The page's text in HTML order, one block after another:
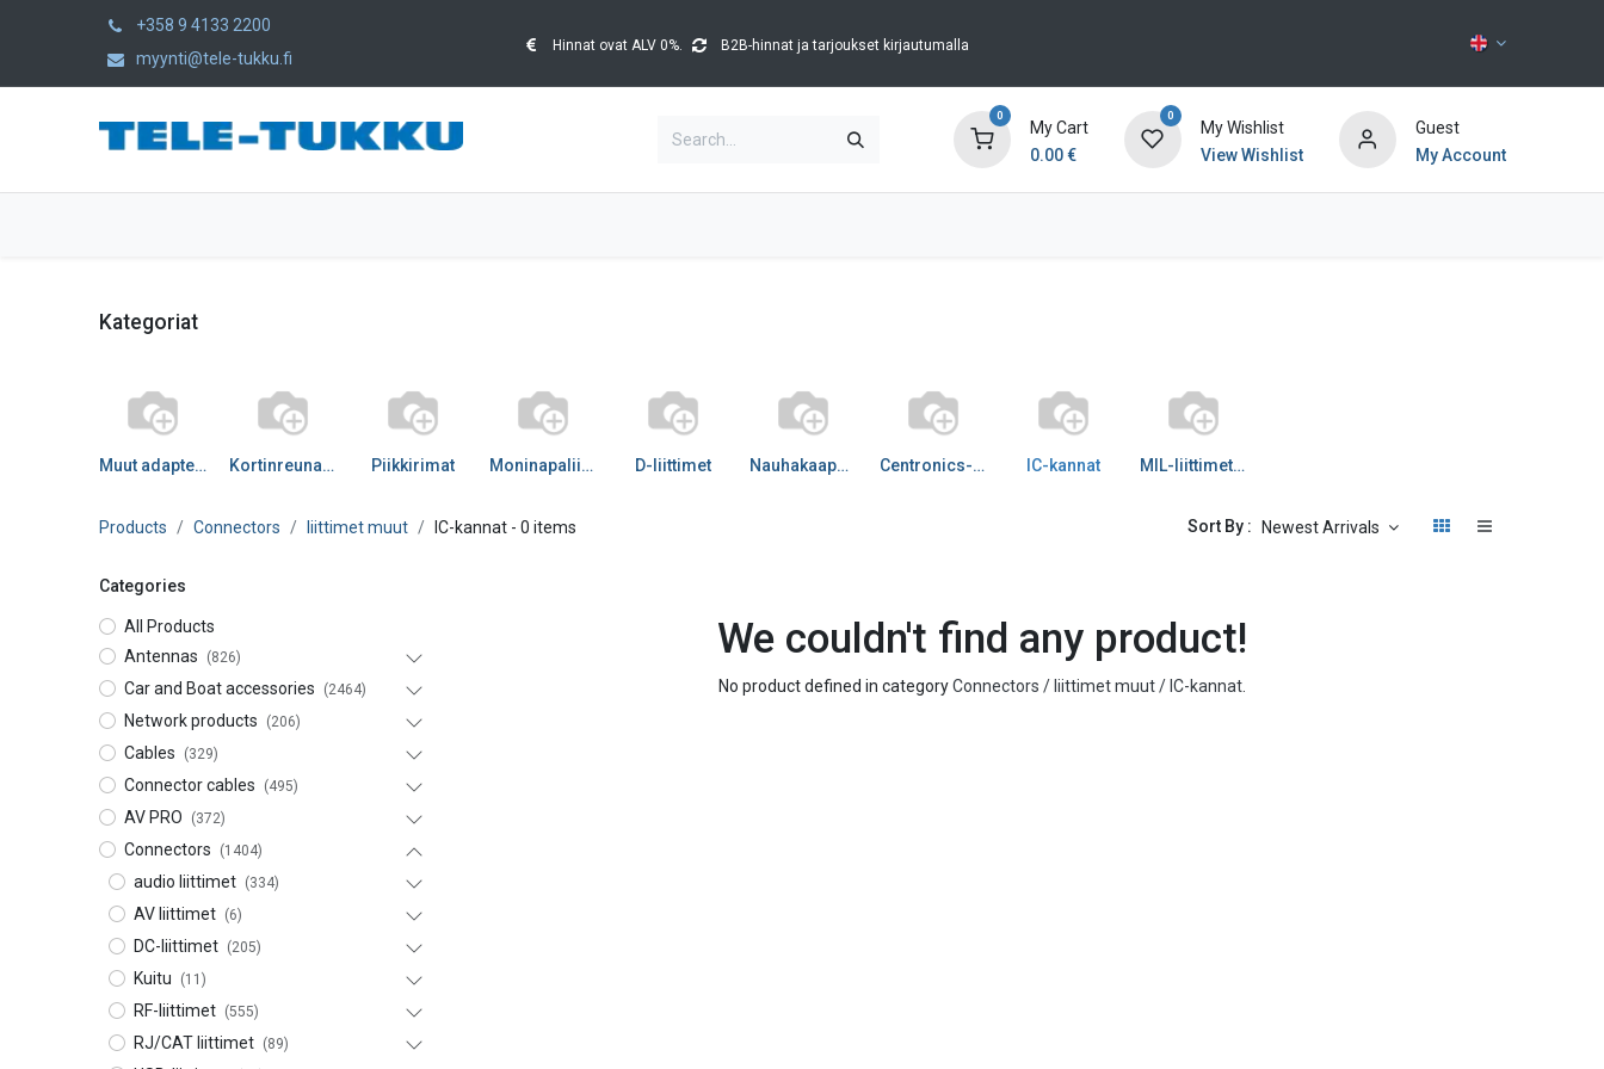
+358 9 4133 2200
myynti@tele-tukku.fi
Hinnat ovat ALV 0%. B2B-hinnat ja tarjoukset kirjautumalla
0
My Cart
0.00€
0
My Wishlist
View Wishlist
Guest
My Account
Kategoriat
Muut adapterit Kortinreunaliittimet Piikkirimat Moninapaliittimet D-liittimet Nauhakaapeliliittimet Centronics-liittimet IC-kannat MIL-liittimet (Military)
Products Connectors liittimet muut IC-kannat- 0 items Sort By : Newest Arrivals
Categories
All Products
Antennas
(826)
Car and Boat accessories (2464)
Network products (206)
Cables (329)
Connector cables (495)
AV PRO (372)
Connectors (1404)
audio liittimet (334)
AV liittimet (6)
DC-liittimet (205)
Kuitu (11)
RF-liittimet (555)
RJ/CAT liittimet (89)
We couldn't find any product!
No product defined in categoryConnectors / liittimet muut / IC-kannat